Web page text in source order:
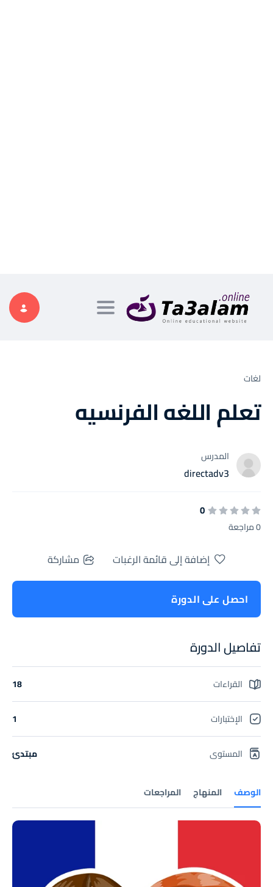
Toggle navigation
لغات
تعلم اللغه الفرنسيه
المدرس
directadv3
0
0 مراجعة
الوصف المنهاج المراجعات
إضافة إلى قائمة الرغبات مشاركة
احصل على الدورة
تفاصيل الدورة
القراءات 18
الإختبارات 1
المستوى مبتدئ